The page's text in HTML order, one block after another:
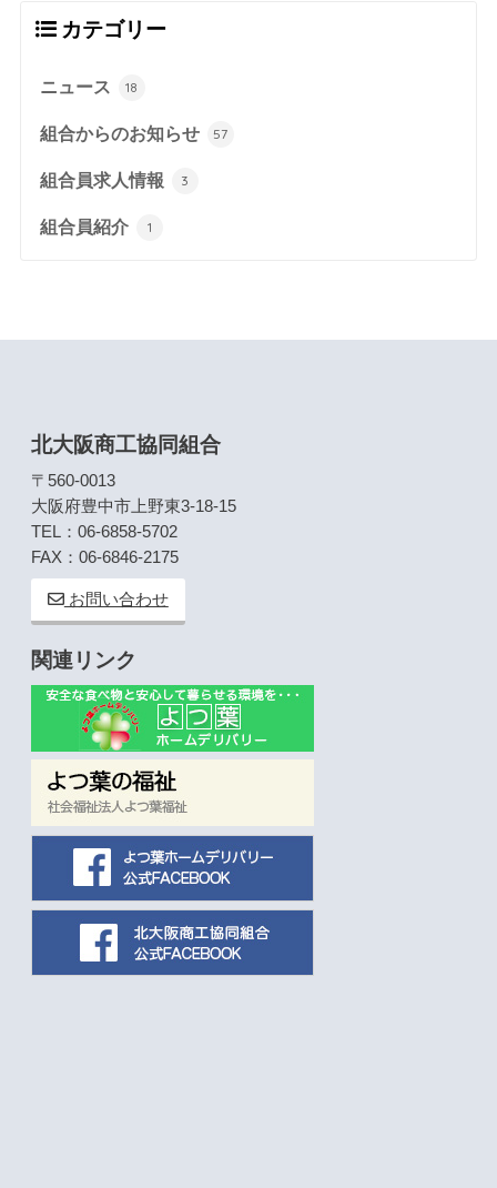
カテゴリー
ニュース 18
組合からのお知らせ 57
組合員求人情報 3
組合員紹介 1
北大阪商工協同組合
〒560-0013
大阪府豊中市上野東3-18-15
TEL：06-6858-5702
FAX：06-6846-2175
お問い合わせ
関連リンク